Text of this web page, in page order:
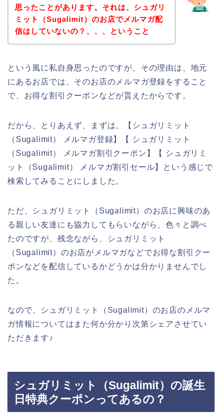
思ったことがあります。それは、シュガリ
ミット（Sugalimit）のお店でメルマガ配
信はしていないの？、、、ということ
という風に私自身思ったのですが、その理由は、地元
にあるお店では、そのお店のメルマガ登録をすること
で、お得な割引クーポンなどが貰えたからです。
だから、とりあえず、まずは、【シュガリミット
（Sugalimit） メルマガ登録】【 シュガリミット
（Sugalimit） メルマガ割引クーポン】【 シュガリミ
ット（Sugalimit） メルマガ割引セール】という感じで
検索してみることにしました。
ただ、シュガリミット（Sugalimit）のお店に興味のあ
る親しい友達にも協力してもらいながら、色々と調べ
たのですが、残念ながら、シュガリミット
（Sugalimit）のお店がメルマガなどでお得な割引クー
ポンなどを配信しているかどうかは分かりませんでし
た。
なので、シュガリミット（Sugalimit）のお店のメルマ
ガ情報についてはまた何か分かり次第シェアさせてい
ただきます♪
シュガリミット（Sugalimit）の誕生
日特典クーポンってあるの？